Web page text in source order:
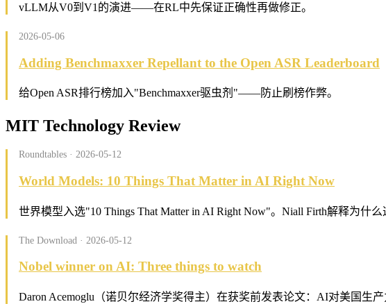
vLLM从V0到V1的演进——在RL中先保证正确性再做修正。
2026-05-06
Adding Benchmaxxer Repellant to the Open ASR Leaderboard
给Open ASR排行榜加入"Benchmaxxer驱虫剂"——防止刷榜作弊。
MIT Technology Review
Roundtables · 2026-05-12
World Models: 10 Things That Matter in AI Right Now
世界模型入选"10 Things That Matter in AI Right Now"。Niall Firth解释为什
The Download · 2026-05-12
Nobel winner on AI: Three things to watch
Daron Acemoglu（诺贝尔经济学奖得主）在获奖前发表论文：AI对美国生